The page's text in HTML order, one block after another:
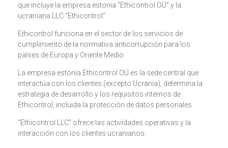
que incluye la empresa estonia “Ethicontrol OÜ” y la
ucraniana LLC “Ethicontrol”.
Ethicontrol funciona en el sector de los servicios de
cumplimiento de la normativa anticorrupción para los
países de Europa y Oriente Medio.
La empresa estonia Ethicontrol OÜ es la sede central que
interactúa con los clientes (excepto Ucrania), determina la
estrategia de desarrollo y los requisitos internos de
Ethicontrol, incluida la protección de datos personales.
“Ethicontrol LLC” ofrece las actividades operativas y la
interacción con los clientes ucranianos.